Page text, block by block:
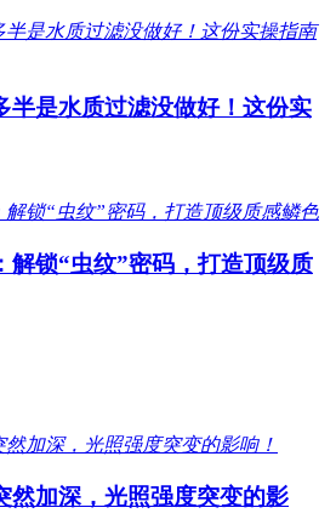
半是水质过滤没做好！这份实
解锁“虫纹”密码，打造顶级质
然加深，光照强度突变的影